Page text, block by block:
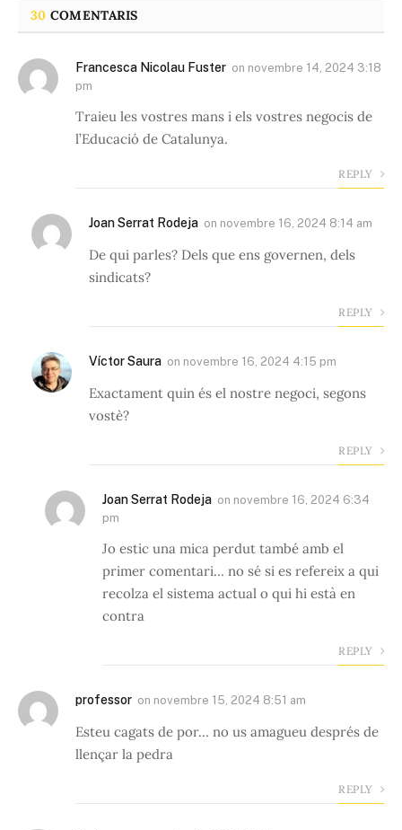
30 COMENTARIS
Francesca Nicolau Fuster on novembre 14, 2024 3:18
pm
Traieu les vostres mans i els vostres negocis de
l’Educació de Catalunya.
REPLY
Joan Serrat Rodeja on novembre 16, 2024 8:14 am
De qui parles? Dels que ens governen, dels
sindicats?
REPLY
Víctor Saura on novembre 16, 2024 4:15 pm
Exactament quin és el nostre negoci, segons
vostè?
REPLY
Joan Serrat Rodeja on novembre 16, 2024 6:34
pm
Jo estic una mica perdut també amb el
primer comentari… no sé si es refereix a qui
recolza el sistema actual o qui hi està en
contra
REPLY
professor on novembre 15, 2024 8:51 am
Esteu cagats de por… no us amagueu després de
llençar la pedra
REPLY